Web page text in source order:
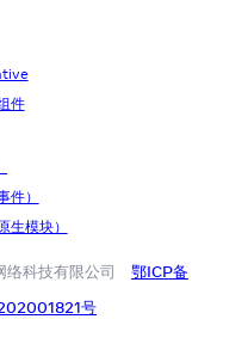
件
）
模块）
科技有限公司
鄂ICP备
号